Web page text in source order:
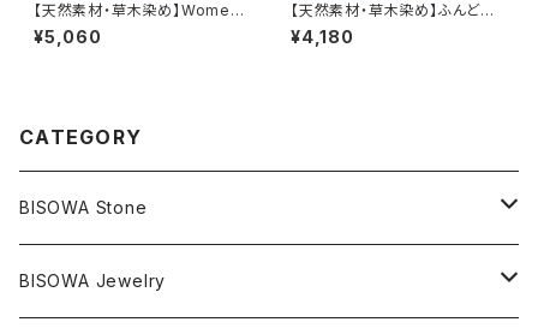
【天然素材・草木染め】Womem
ブラ ヘンプコットン
¥5,060
【天然素材・草木染め】ふんどし
パンツ ヘンプコットン
¥4,180
CATEGORY
BISOWA Stone
マスタークリスタル / 水晶
BISOWA Jewelry